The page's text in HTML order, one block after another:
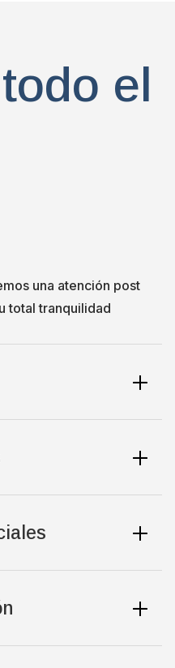
el
una atención post
total tranquilidad